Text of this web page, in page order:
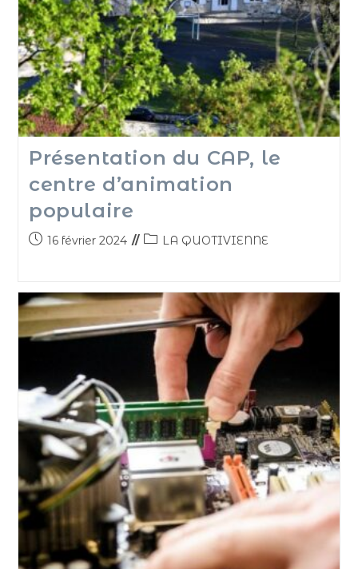
Présentation du CAP, le
centre d’animation
populaire
16 février 2024 LA QUOTIVIENNE